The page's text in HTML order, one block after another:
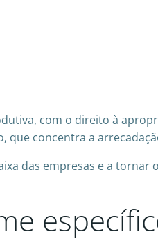
com o direito à
concentra a
das empresas e a